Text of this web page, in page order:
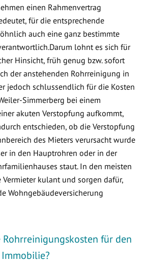
einen Rahmenvertrag
für die entsprechende
auch eine ganz bestimmte
lohnt es sich für
Hinsicht, früh genug bzw. sofort
der anstehenden Rohrreinigung in
jedoch schlussendlich für die Kosten
Simmerberg bei einem
akuten Verstopfung aufkommt,
entschieden, ob die Verstopfung
des Mieters verursacht wurde
in den Hauptrohren oder in der
staut. In den meisten
kulant und sorgen dafür,
Wohngebäudeversicherung
für den